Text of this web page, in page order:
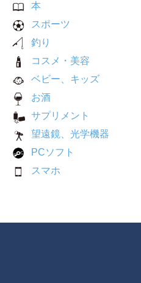
本
スポーツ
釣り
コスメ・美容
ベビー、キッズ
お酒
サプリメント
望遠鏡、光学機器
PCソフト
スマホ